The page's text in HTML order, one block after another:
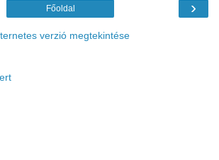
›
Főoldal
verzió megtekintése